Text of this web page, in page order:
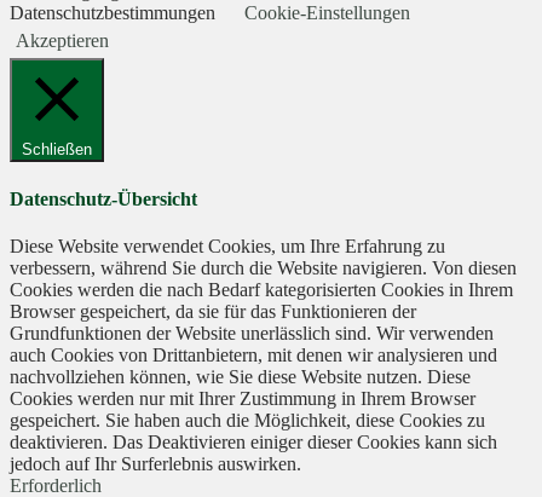
Datenschutzbestimmungen
Cookie-Einstellungen
Akzeptieren
Schließen
Datenschutz-Übersicht
Diese Website verwendet Cookies, um Ihre Erfahrung zu
verbessern, während Sie durch die Website navigieren. Von diesen
Cookies werden die nach Bedarf kategorisierten Cookies in Ihrem
Browser gespeichert, da sie für das Funktionieren der
Grundfunktionen der Website unerlässlich sind. Wir verwenden
auch Cookies von Drittanbietern, mit denen wir analysieren und
nachvollziehen können, wie Sie diese Website nutzen. Diese
Cookies werden nur mit Ihrer Zustimmung in Ihrem Browser
gespeichert. Sie haben auch die Möglichkeit, diese Cookies zu
deaktivieren. Das Deaktivieren einiger dieser Cookies kann sich
jedoch auf Ihr Surferlebnis auswirken.
Erforderlich